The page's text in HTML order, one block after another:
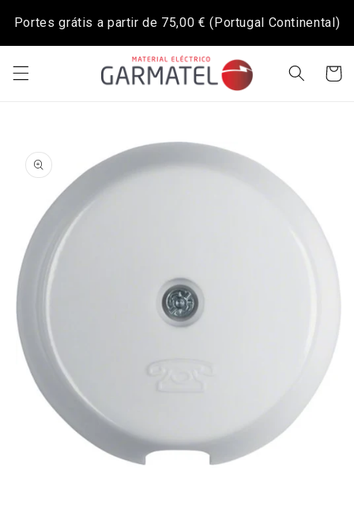
Portes grátis a partir de 75,00 € (Portugal Continental)
para o
conteúdo
informação
do produto